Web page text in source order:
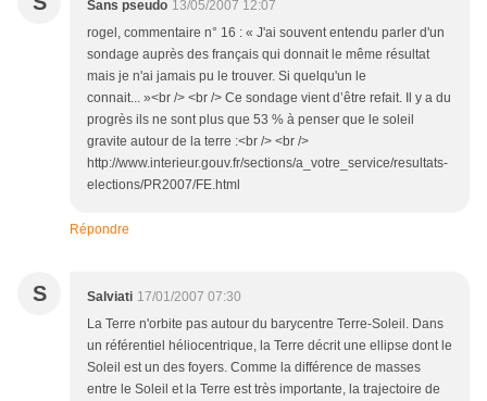
Sans pseudo 13/05/2007 12:07
rogel, commentaire n° 16 : « J'ai souvent entendu parler d'un
sondage auprès des français qui donnait le même résultat
mais je n'ai jamais pu le trouver. Si quelqu'un le
connait... »<br /> <br /> Ce sondage vient d’être refait. Il y a du
progrès ils ne sont plus que 53 % à penser que le soleil
gravite autour de la terre :<br /> <br />
http://www.interieur.gouv.fr/sections/a_votre_service/resultats-
elections/PR2007/FE.html
Répondre
S Salviati 17/01/2007 07:30
La Terre n'orbite pas autour du barycentre Terre-Soleil. Dans
un référentiel héliocentrique, la Terre décrit une ellipse dont le
Soleil est un des foyers. Comme la différence de masses
entre le Soleil et la Terre est très importante, la trajectoire de